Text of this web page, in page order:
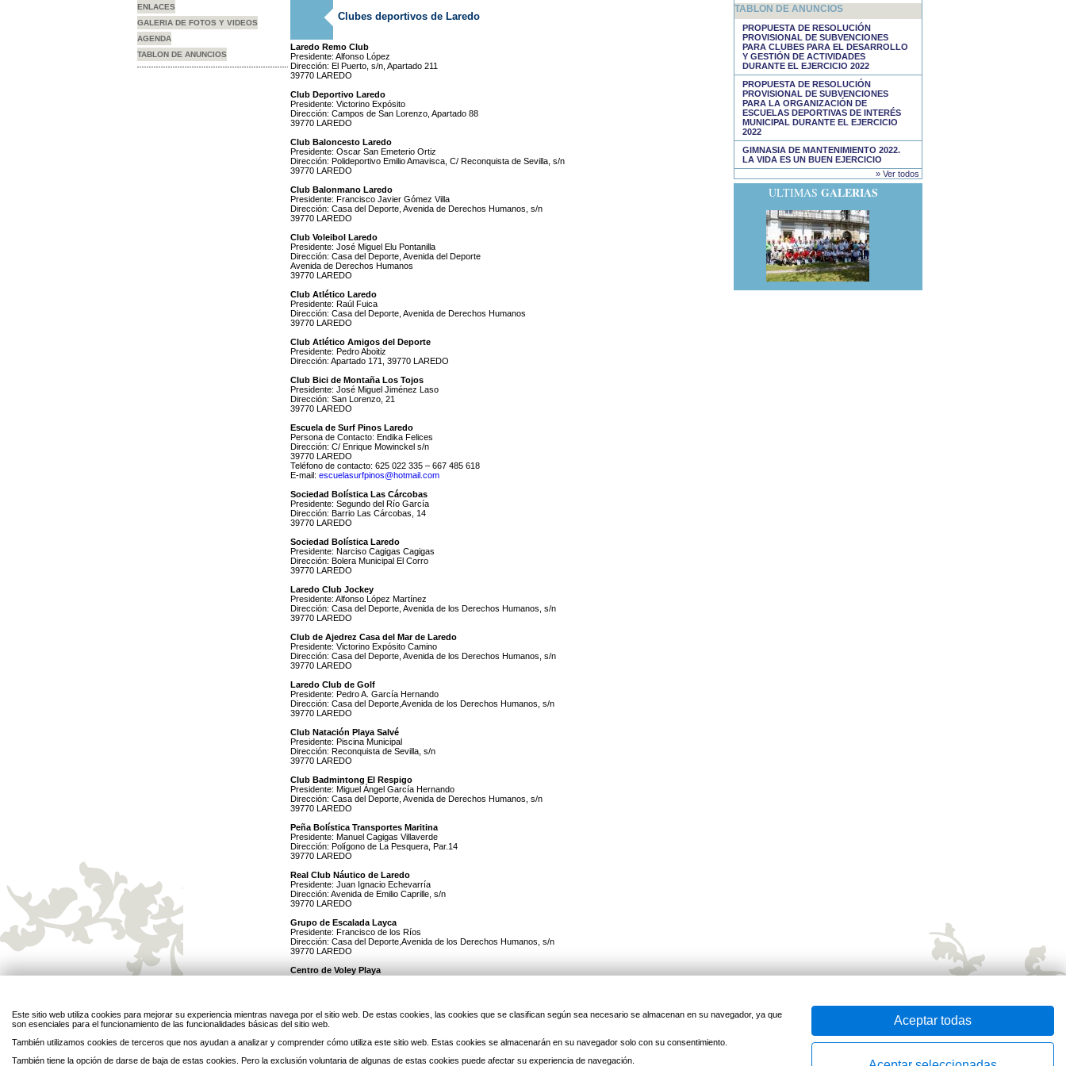
ENLACES
GALERIA DE FOTOS Y VIDEOS
AGENDA
TABLON DE ANUNCIOS
Clubes deportivos de Laredo
Laredo Remo Club
Presidente: Alfonso López
Dirección: El Puerto, s/n, Apartado 211
39770 LAREDO
Club Deportivo Laredo
Presidente: Victorino Expósito
Dirección: Campos de San Lorenzo, Apartado 88
39770 LAREDO
Club Baloncesto Laredo
Presidente: Oscar San Emeterio Ortiz
Dirección: Polideportivo Emilio Amavisca, C/ Reconquista de Sevilla, s/n
39770 LAREDO
Club Balonmano Laredo
Presidente: Francisco Javier Gómez Villa
Dirección: Casa del Deporte, Avenida de Derechos Humanos, s/n
39770 LAREDO
Club Voleibol Laredo
Presidente: José Miguel Elu Pontanilla
Dirección: Casa del Deporte, Avenida del Deporte
Avenida de Derechos Humanos
39770 LAREDO
Club Atlético Laredo
Presidente: Raúl Fuica
Dirección: Casa del Deporte, Avenida de Derechos Humanos
39770 LAREDO
Club Atlético Amigos del Deporte
Presidente: Pedro Aboitiz
Dirección: Apartado 171, 39770 LAREDO
Club Bici de Montaña Los Tojos
Presidente: José Miguel Jiménez Laso
Dirección: San Lorenzo, 21
39770 LAREDO
Escuela de Surf Pinos Laredo
Persona de Contacto: Endika Felices
Dirección: C/ Enrique Mowinckel s/n
39770 LAREDO
Teléfono de contacto: 625 022 335 – 667 485 618
E-mail: escuelasurfpinos@hotmail.com
Sociedad Bolística Las Cárcobas
Presidente: Segundo del Río García
Dirección: Barrio Las Cárcobas, 14
39770 LAREDO
Sociedad Bolística Laredo
Presidente: Narciso Cagigas Cagigas
Dirección: Bolera Municipal El Corro
39770 LAREDO
Laredo Club Jockey
Presidente: Alfonso López Martínez
Dirección: Casa del Deporte, Avenida de los Derechos Humanos, s/n
39770 LAREDO
Club de Ajedrez Casa del Mar de Laredo
Presidente: Victorino Expósito Camino
Dirección: Casa del Deporte, Avenida de los Derechos Humanos, s/n
39770 LAREDO
Laredo Club de Golf
Presidente: Pedro A. García Hernando
Dirección: Casa del Deporte,Avenida de los Derechos Humanos, s/n
39770 LAREDO
Club Natación Playa Salvé
Presidente: Piscina Municipal
Dirección: Reconquista de Sevilla, s/n
39770 LAREDO
Club Badmintong El Respigo
Presidente: Miguel Ángel García Hernando
Dirección: Casa del Deporte, Avenida de Derechos Humanos, s/n
39770 LAREDO
Peña Bolística Transportes Maritina
Presidente: Manuel Cagigas Villaverde
Dirección: Polígono de La Pesquera, Par.14
39770 LAREDO
Real Club Náutico de Laredo
Presidente: Juan Ignacio Echevarría
Dirección: Avenida de Emilio Caprille, s/n
39770 LAREDO
Grupo de Escalada Layca
Presidente: Francisco de los Ríos
Dirección: Casa del Deporte,Avenida de los Derechos Humanos, s/n
39770 LAREDO
Centro de Voley Playa
Club de Senderismo Elemental Cajiga
Dirección: I.E.S Bernardino de Escalante
Avenida Duque de Ahumada, 5
39770 Laredo
Teléfono: 942 605131
TABLON DE ANUNCIOS
PROPUESTA DE RESOLUCIÓN
PROVISIONAL DE SUBVENCIONES
PARA CLUBES PARA EL DESARROLLO
Y GESTIÓN DE ACTIVIDADES
DURANTE EL EJERCICIO 2022
PROPUESTA DE RESOLUCIÓN
PROVISIONAL DE SUBVENCIONES
PARA LA ORGANIZACIÓN DE
ESCUELAS DEPORTIVAS DE INTERÉS
MUNICIPAL DURANTE EL EJERCICIO
2022
GIMNASIA DE MANTENIMIENTO 2022.
LA VIDA ES UN BUEN EJERCICIO
» Ver todos
ULTIMASGALERIAS
Este sitio web utiliza cookies para mejorar su experiencia mientras navega por el sitio web. De estas cookies, las cookies que se clasifican según sea necesario se almacenan en su navegador, ya que
son esenciales para el funcionamiento de las funcionalidades básicas del sitio web.
También utilizamos cookies de terceros que nos ayudan a analizar y comprender cómo utiliza este sitio web. Estas cookies se almacenarán en su navegador solo con su consentimiento.
También tiene la opción de darse de baja de estas cookies. Pero la exclusión voluntaria de algunas de estas cookies puede afectar su experiencia de navegación.
Aceptar todas